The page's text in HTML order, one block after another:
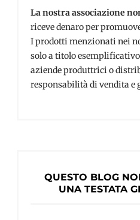
La nostra associazione
riceve denaro per
I prodotti menzionati nei
solo a titolo
aziende produttrici o
responsabilità di vendita e
QUESTO BLOG
UNA TESTATA